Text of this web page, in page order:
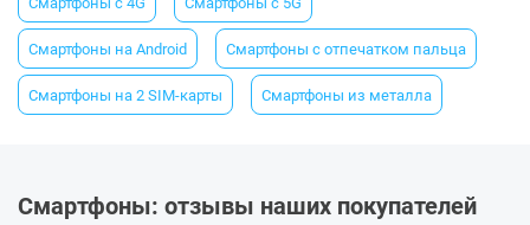
Смартфоны на Android Смартфоны с отпечатком пальца
Смартфоны на 2 SIM-карты Смартфоны из металла
Смартфоны: отзывы наших покупателей